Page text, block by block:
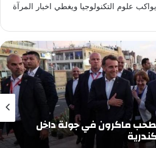
علوم التكنولوجيا ويغطي اخبار المرآة
ماكرون في جولة داخل